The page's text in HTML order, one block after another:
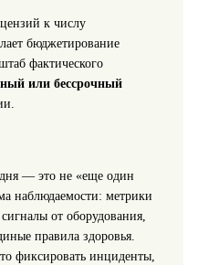
к числу
бюджетирование
фактического
или бессрочный
— это не «еще один
наблюдаемости: метрики
от оборудования,
правила здоровья.
фиксировать инциденты,